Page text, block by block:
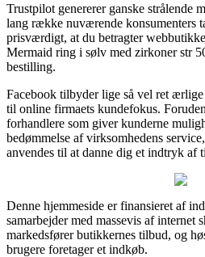
Trustpilot genererer ganske strålende
lang række nuværende konsumenters
prisværdigt, at du betragter
Mermaid ring i sølv med zirkoner str
bestilling.
Facebook tilbyder lige så vel ret
til online firmaets kundefokus.
forhandlere som giver kunderne
bedømmelse af virksomhedens
anvendes til at danne dig et indtryk af
Denne hjemmeside er finansieret af
samarbejder med massevis af internet
markedsfører butikkernes tilbud, og
brugere foretager et indkøb.